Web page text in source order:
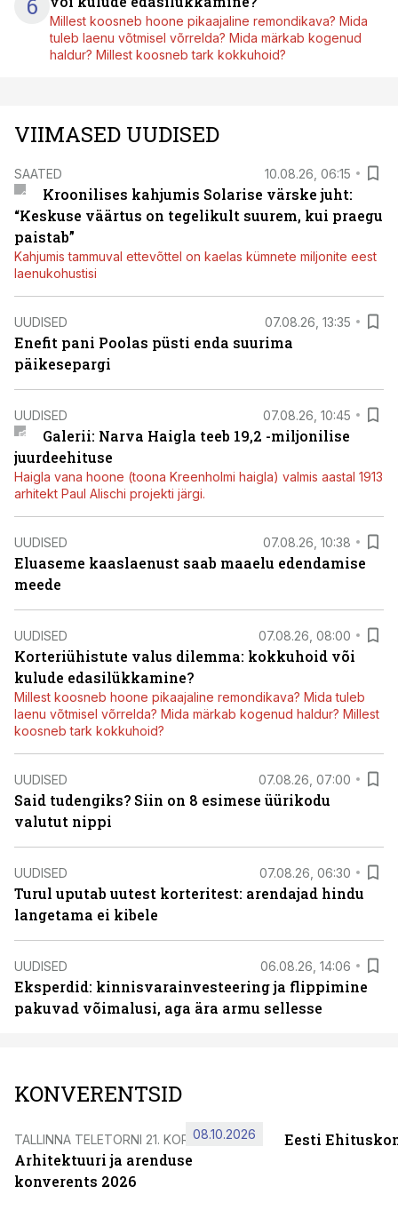
6
Millest koosneb hoone pikaajaline remondikava? Mida
tuleb laenu võtmisel võrrelda? Mida märkab kogenud
haldur? Millest koosneb tark kokkuhoid?
VIIMASED UUDISED
SAATED 10.08.26, 06:15
Kroonilises kahjumis Solarise värske juht:
“Keskuse väärtus on tegelikult suurem, kui praegu
paistab”
Kahjumis tammuval ettevõttel on kaelas kümnete miljonite eest
laenukohustisi
UUDISED 07.08.26, 13:35
Enefit pani Poolas püsti enda suurima
päikesepargi
UUDISED 07.08.26, 10:45
Galerii: Narva Haigla teeb 19,2 -miljonilise
juurdeehituse
Haigla vana hoone (toona Kreenholmi haigla) valmis aastal 1913
arhitekt Paul Alischi projekti järgi.
UUDISED 07.08.26, 10:38
Eluaseme kaaslaenust saab maaelu edendamise
meede
UUDISED 07.08.26, 08:00
Korteriühistute valus dilemma: kokkuhoid või
kulude edasilükkamine?
Millest koosneb hoone pikaajaline remondikava? Mida tuleb
laenu võtmisel võrrelda? Mida märkab kogenud haldur? Millest
koosneb tark kokkuhoid?
UUDISED 07.08.26, 07:00
Said tudengiks? Siin on 8 esimese üürikodu
valutut nippi
UUDISED 07.08.26, 06:30
Turul uputab uutest korteritest: arendajad hindu
langetama ei kibele
UUDISED 06.08.26, 14:06
Eksperdid: kinnisvarainvesteering ja flippimine
pakuvad võimalusi, aga ära armu sellesse
KONVERENTSID
TALLINNA TELETORNI 21. KORRUSEL
Arhitektuuri ja arenduse
konverents 2026
08.10.2026 Eesti